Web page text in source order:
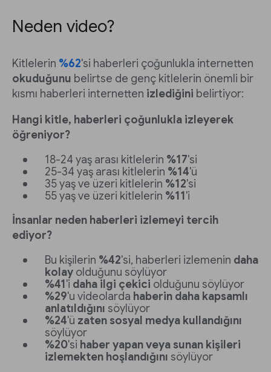
Neden video?
Kitlelerin %62'si haberleri çoğunlukla internetten
okuduğunu belirtse de genç kitlelerin önemli bir
kısmı haberleri internetten izlediğini belirtiyor:
Hangi kitle, haberleri çoğunlukla izleyerek
öğreniyor?
18-24 yaş arası kitlelerin %17'si
25-34 yaş arası kitlelerin %14'ü
35 yaş ve üzeri kitlelerin %12'si
55 yaş ve üzeri kitlelerin %11'i
İnsanlar neden haberleri izlemeyi tercih
ediyor?
Bu kişilerin %42'si, haberleri izlemenin daha
kolay olduğunu söylüyor
%41'i daha ilgi çekici olduğunu söylüyor
%29'u videolarda haberin daha kapsamlı
anlatıldığını söylüyor
%24'ü zaten sosyal medya kullandığını
söylüyor
%20'si haber yapan veya sunan kişileri
izlemekten hoşlandığını söylüyor